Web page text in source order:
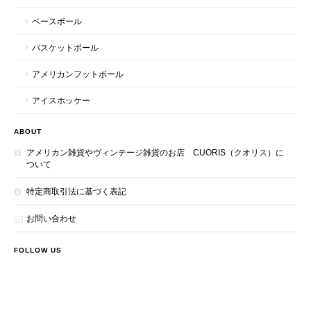
ベースボール
バスケットボール
アメリカンフットボール
アイスホッケー
ABOUT
アメリカン雑貨やヴィンテージ雑貨のお店 CUORIS（クオリス）に
ついて
特定商取引法に基づく表記
お問い合わせ
FOLLOW US